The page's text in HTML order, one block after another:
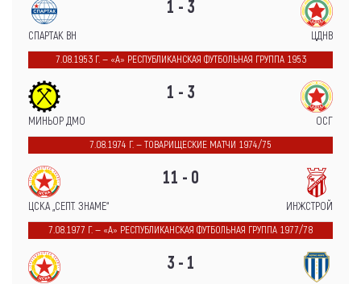
СПАРТАК ВН
1 - 3
ЦДНВ
7.08.1953 Г. — «А» РЕСПУБЛИКАНСКАЯ ФУТБОЛЬНАЯ ГРУППА 1953
МИНЬОР ДМО
1 - 3
ОСГ
7.08.1974 Г. — ТОВАРИЩЕСКИЕ МАТЧИ 1974/75
ЦСКА „СЕПТ. ЗНАМЕ“
11 - 0
ИНЖСТРОЙ
7.08.1977 Г. — «А» РЕСПУБЛИКАНСКАЯ ФУТБОЛЬНАЯ ГРУППА 1977/78
3 - 1